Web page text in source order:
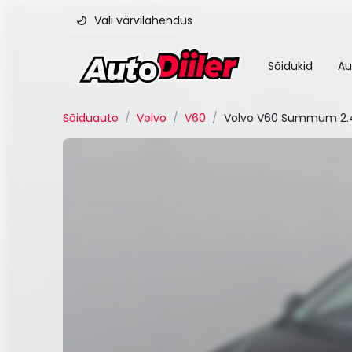
Vali värvilahendus
Sõidukid
Sõiduauto / Volvo / V60 / Volvo V60 Summum